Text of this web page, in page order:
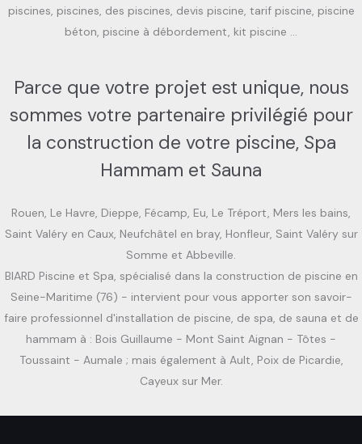
piscines, piscines, des piscines, devis piscine, tarif piscine, piscine
béton, piscine à débordement, kit piscine …
Parce que votre projet est unique, nous
sommes votre partenaire privilégié pour
la construction de votre piscine, Spa
Hammam et Sauna
Rouen, Le Havre, Dieppe, Fécamp, Eu, Le Tréport, Mers les bains,
Saint Valéry en Caux, Neufchâtel en bray, Honfleur, Saint Valéry sur
Somme et Abbeville.
BIARD Piscine et Spa, spécialisé dans la construction de piscine en
Seine-Maritime (76) - intervient pour vous apporter son savoir-
faire professionnel d'installation de piscine, de spa, de sauna et de
hammam à : Bois Guillaume - Mont Saint Aignan - Tôtes -
Toussaint - Aumale ; mais également à Ault, Poix de Picardie,
Cayeux sur Mer.